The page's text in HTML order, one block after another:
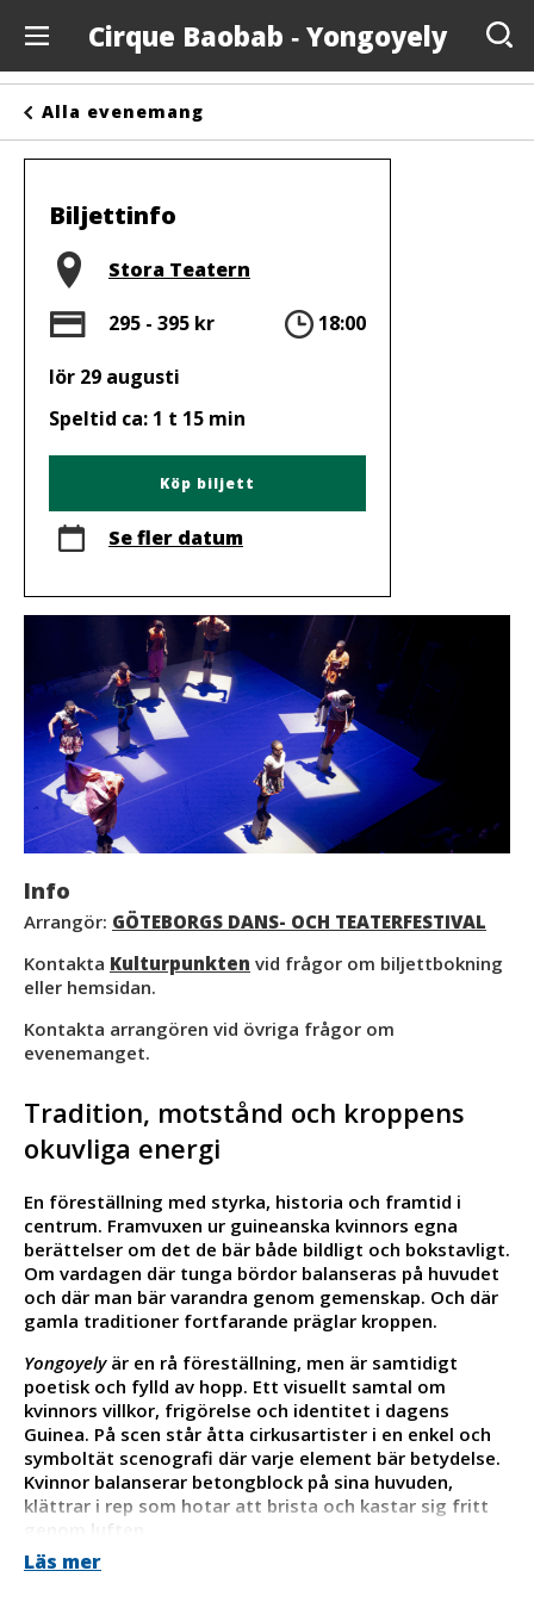
Cirque Baobab ‐ Yongoyely
Anslagstavlan
Arrangörer
Kontakta oss
Om oss
Alla evenemang
Biljettinfo
Plats
Stora Teatern
Pris
295 - 395 kr Tid
18:00
lör 29 augusti
Speltid ca: 1 t 15 min
Köp biljett
Se fler datum
Info
Arrangör: GÖTEBORGS DANS- OCH TEATERFESTIVAL
Kontakta Kulturpunkten vid frågor om biljettbokning
eller hemsidan.
Kontakta arrangören vid övriga frågor om
evenemanget.
Tradition, motstånd och kroppens
okuvliga energi
En föreställning med styrka, historia och framtid i
centrum. Framvuxen ur guineanska kvinnors egna
berättelser om det de bär både bildligt och bokstavligt.
Om vardagen där tunga bördor balanseras på huvudet
och där man bär varandra genom gemenskap. Och där
gamla traditioner fortfarande präglar kroppen.
Yongoyely är en rå föreställning, men är samtidigt
poetisk och fylld av hopp. Ett visuellt samtal om
kvinnors villkor, frigörelse och identitet i dagens
Guinea. På scen står åtta cirkusartister i en enkel och
symboltät scenografi där varje element bär betydelse.
Kvinnor balanserar betongblock på sina huvuden,
klättrar i rep som hotar att brista och kastar sig fritt
genom luften.
Just att bära tungt på huvudet, en central färdighet för
Läs mer